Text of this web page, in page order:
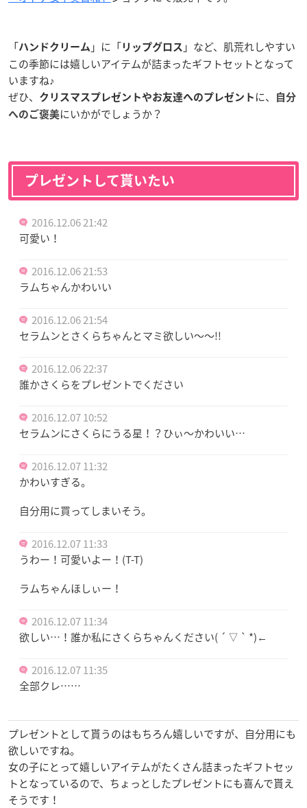
「ハンドクリーム 」に「 リップグロス 」など、肌荒れしやすい
この季節には嬉しいアイテムが詰まったギフトセットとなって
いますね♪
ぜひ、
クリスマスプレゼントやお友達へのプレゼント に、
自分
へのご褒美にいかがでしょうか？
プレゼントして貰いたい
2016.12.06 21:42
可愛い！
2016.12.06 21:53
ラムちゃんかわいい
2016.12.06 21:54
セラムンとさくらちゃんとマミ欲しい～～!!
2016.12.06 22:37
誰かさくらをプレゼントでください
2016.12.07 10:52
セラムンにさくらにうる星！？ひぃ〜かわいい…
2016.12.07 11:32
かわいすぎる。
自分用に買ってしまいそう。
2016.12.07 11:33
うわー！可愛いよー！(T-T)
ラムちゃんほしぃー！
2016.12.07 11:34
欲しい…！誰か私にさくらちゃんください( ´ ▽ ` *)←
2016.12.07 11:35
全部クレ……
プレゼントとして貰うのはもちろん嬉しいですが、自分用にも
欲しいですね。
女の子にとって嬉しいアイテムがたくさん詰まったギフトセッ
トとなっているので、ちょっとしたプレゼントにも喜んで貰え
そうです！